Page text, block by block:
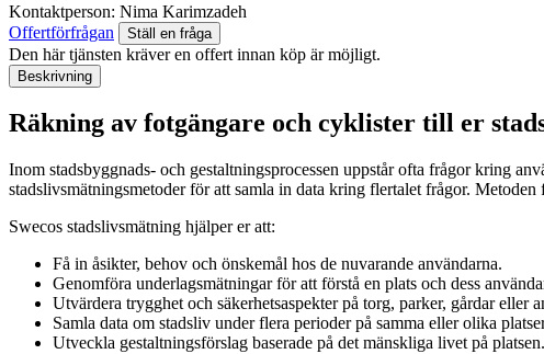
Kontaktperson: Nima Karimzadeh
Offertförfrågan
Ställ en fråga
Den här tjänsten kräver en offert innan köp är möjligt.
Beskrivning
Räkning av fotgängare och cyklister till er
Inom stadsbyggnads- och gestaltningsprocessen uppstår ofta frågor kring
stadslivsmätningsmetoder för att samla in data kring flertalet frågor.
Swecos stadslivsmätning hjälper er att:
Få in åsikter, behov och önskemål hos de nuvarande användarna.
Genomföra underlagsmätningar för att förstå en plats och dess
Utvärdera trygghet och säkerhetsaspekter på torg, parker, gårdar eller
Samla data om stadsliv under flera perioder på samma eller olika
Utveckla gestaltningsförslag baserade på det mänskliga livet på platsen.